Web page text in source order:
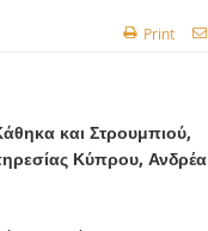
Print
και Στρουμπιού,
Κύπρου, Ανδρέα